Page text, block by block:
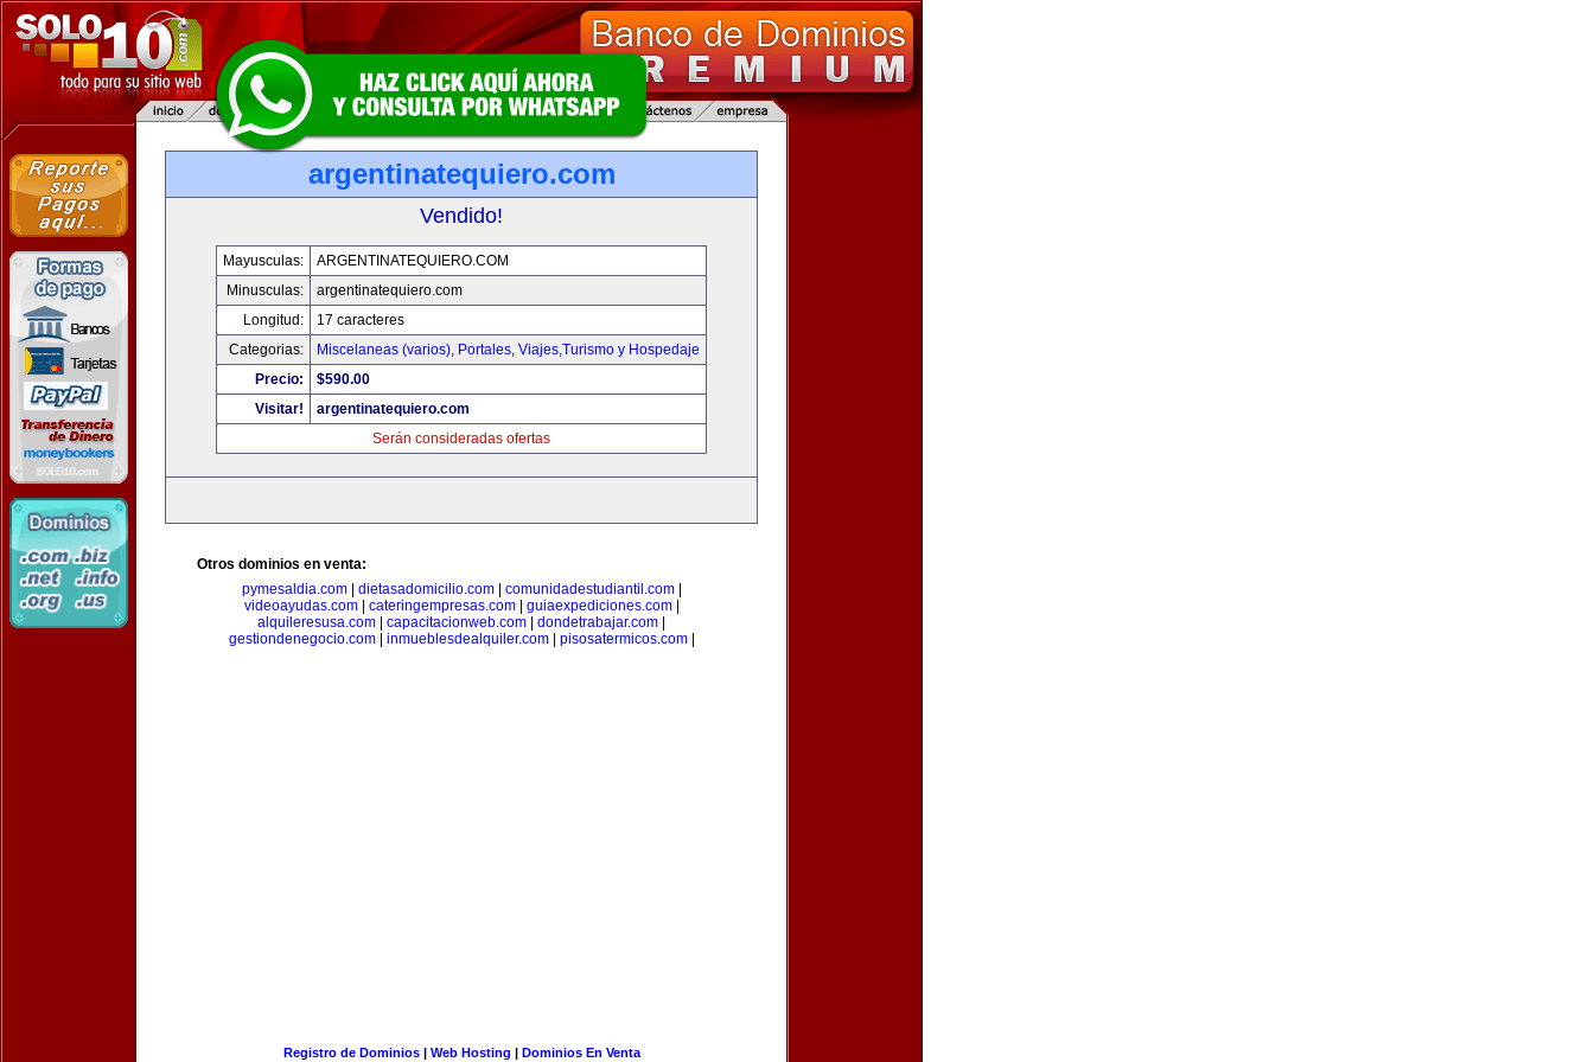
argentinatequiero.com
Vendido!
Mayusculas:
ARGENTINATEQUIERO.COM
Minusculas:
argentinatequiero.com
Longitud:
17 caracteres
Categorias:
Miscelaneas (varios), Portales, Viajes,Turismo y Hospedaje
Precio:
$590.00
Visitar!
argentinatequiero.com
Serán consideradas ofertas
Otros dominios en venta:
pymesaldia.com| dietasadomicilio.com| comunidadestudiantil.com|
videoayudas.com| cateringempresas.com| guiaexpediciones.com|
alquileresusa.com
capacitacionweb.com dondetrabajar.com
gestiondenegocio.com| inmueblesdealquiler.com| pisosatermicos.com|
Registro de Dominios| Web Hosting | Dominios En Venta